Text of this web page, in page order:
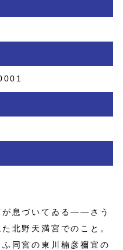
息づいてゐる――さう
北野天満宮でのこと。
同宮の東川楠彦禰宜の